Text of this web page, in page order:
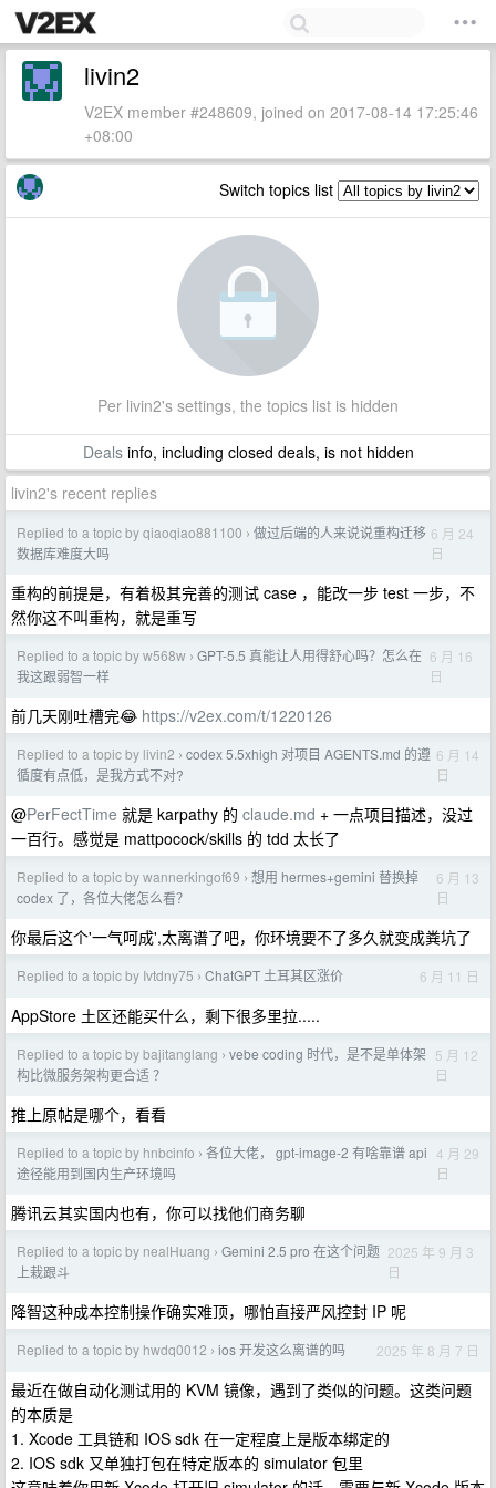
livin2
V2EX member #248609, joined on 2017-08-14 17:25:46
+08:00
Switch topics list
Per livin2's settings, the topics list is hidden
Dealsinfo, including closed deals, is not hidden
livin2's recent replies
Replied to a topic by qiaoqiao881100 › 做过后端的人来说说重构迁移
数据库难度大吗
6 月 24
日
重构的前提是，有着极其完善的测试 case ，能改一步 test 一步，不
然你这不叫重构，就是重写
Replied to a topic by w568w › GPT-5.5 真能让人用得舒心吗？怎么在
我这跟弱智一样
6 月 16
日
前几天刚吐槽完😂 https://v2ex.com/t/1220126
Replied to a topic by livin2 › codex 5.5xhigh 对项目 AGENTS.md 的遵
循度有点低，是我方式不对?
6 月 14
日
@PerFectTime 就是 karpathy 的 claude.md + 一点项目描述，没过
一百行。感觉是 mattpocock/skills 的 tdd 太长了
Replied to a topic by wannerkingof69 › 想用 hermes+gemini 替换掉
codex 了，各位大佬怎么看？
6 月 13
日
你最后这个'一气呵成',太离谱了吧，你环境要不了多久就变成粪坑了
Replied to a topic by Ivtdny75 › ChatGPT 土耳其区涨价 6 月 11 日
AppStore 土区还能买什么，剩下很多里拉.....
Replied to a topic by bajitanglang › vebe coding 时代，是不是单体架
构比微服务架构更合适 ？
5 月 12
日
推上原帖是哪个，看看
Replied to a topic by hnbcinfo › 各位大佬， gpt-image-2 有啥靠谱 api
途径能用到国内生产环境吗
4 月 29
日
腾讯云其实国内也有，你可以找他们商务聊
Replied to a topic by nealHuang › Gemini 2.5 pro 在这个问题
上栽跟斗
2025 年 9 月 3
日
降智这种成本控制操作确实难顶，哪怕直接严风控封 IP 呢
Replied to a topic by hwdq0012 › ios 开发这么离谱的吗 2025 年 8 月 7 日
最近在做自动化测试用的 KVM 镜像，遇到了类似的问题。这类问题
的本质是
1. Xcode 工具链和 IOS sdk 在一定程度上是版本绑定的
2. IOS sdk 又单独打包在特定版本的 simulator 包里